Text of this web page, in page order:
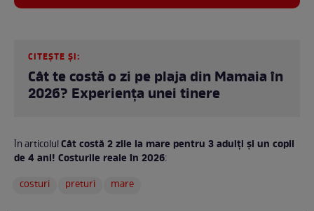
CITEȘTE ȘI:
Cât te costă o zi pe plaja din Mamaia în
2026? Experiența unei tinere
În articolulCât costă 2 zile la mare pentru 3 adulți și un copil
de 4 ani! Costurile reale în 2026:
costuri
preturi mare